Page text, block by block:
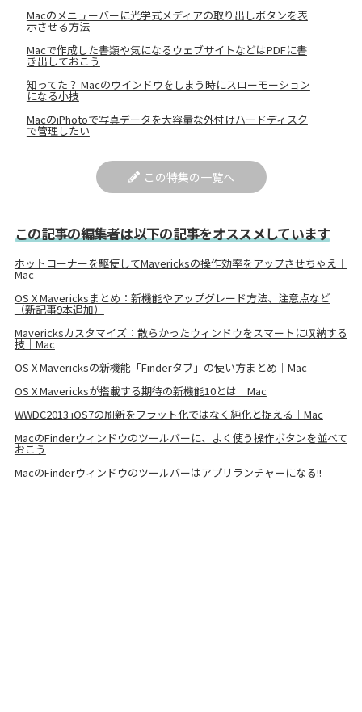
Macのメニューバーに光学式メディアの取り出しボタンを表
示させる方法
Macで作成した書類や気になるウェブサイトなどはPDFに書
き出しておこう
知ってた？ Macのウインドウをしまう時にスローモーション
になる小技
MacのiPhotoで写真データを大容量な外付けハードディスク
で管理したい
この特集の一覧へ
この記事の編集者は以下の記事をオススメしています
ホットコーナーを駆使してMavericksの操作効率をアップさせちゃえ｜
Mac
OS X Mavericksまとめ：新機能やアップグレード方法、注意点など
（新記事9本追加）
Mavericksカスタマイズ：散らかったウィンドウをスマートに収納する
技｜Mac
OS X Mavericksの新機能「Finderタブ」の使い方まとめ｜Mac
OS X Mavericksが搭載する期待の新機能10とは｜Mac
WWDC2013 iOS7の刷新をフラット化ではなく純化と捉える｜Mac
MacのFinderウィンドウのツールバーに、よく使う操作ボタンを並べて
おこう
MacのFinderウィンドウのツールバーはアプリランチャーになる!!